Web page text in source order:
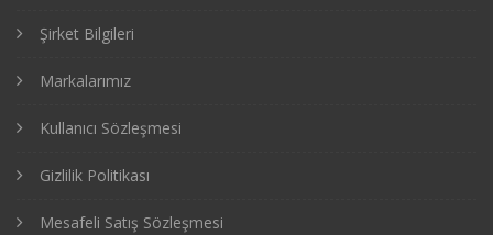
Şirket Bilgileri
Markalarımız
Kullanıcı Sözleşmesi
Gizlilik Politikası
Mesafeli Satış Sözleşmesi